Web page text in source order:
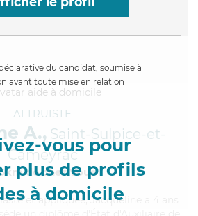
du candidat, soumise à
avant toute mise en relation
vous pour
plus de profils
à domicile
ALTRUISTE
A., Saint-Sulpice-et-
Cameyrac
de chez Vous
et appliquée, Jacqueline a 4 ans